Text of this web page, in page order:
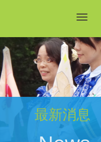
最新消息